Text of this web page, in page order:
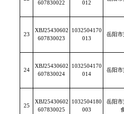
607830022
012
23
XBJ25430602
607830023
1032504170
013
岳阳
24
XBJ25430602
607830024
1032504170
014
岳阳
25
XBJ25430602
607830025
1032504180
003
岳阳